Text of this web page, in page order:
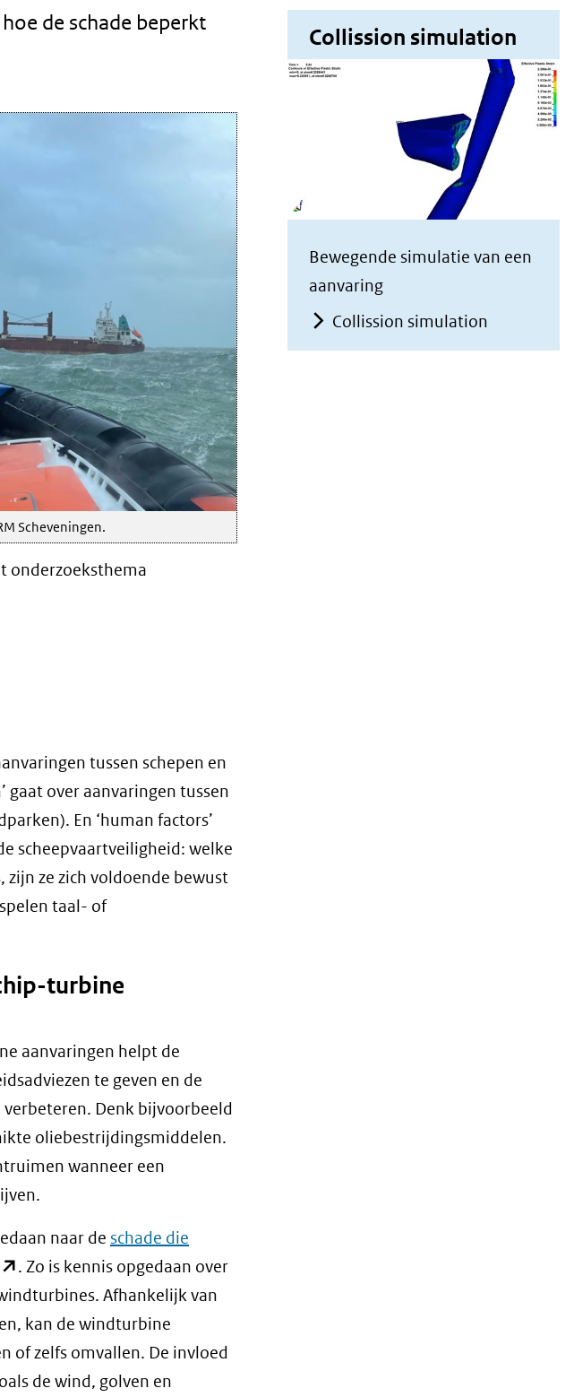
de schade beperkt
Scheveningen.
onderzoeksthema
tussen schepen en
gaat over aanvaringen tussen
En ‘human factors’
scheepvaartveiligheid: welke
zijn ze zich voldoende bewust
taal- of
turbine
aanvaringen helpt de
te geven en de
Denk bijvoorbeeld
oliebestrijdingsmiddelen.
wanneer een
naar de schade die
(opent
. Zo is kennis opgedaan over
Afhankelijk van
kan de windturbine
of zelfs omvallen. De invloed
de wind, golven en
Collission simulation
Bewegende simulatie van een
aanvaring
Collission simulation